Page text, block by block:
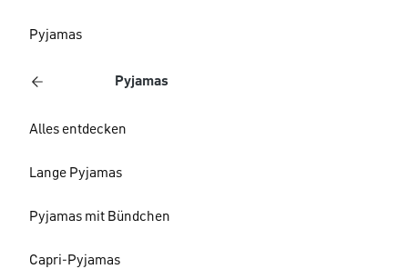
Pyjamas
Pyjamas
Alles entdecken
Lange Pyjamas
Pyjamas mit Bündchen
Capri-Pyjamas